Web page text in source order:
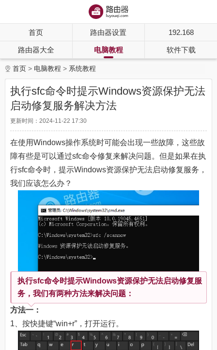
首页 路由器设置 192.168
路由器大全 电脑教程 软件下载
首页 电脑教程 系统教程
执行sfc命令时提示Windows资源保护无法
启动修复服务解决方法
更新时间：2024-11-22 17:30
在使用Windows操作系统时可能会出现一些故障，这些故
障有些是可以通过sfc命令修复来解决问题。但是如果在执
行sfc命令时，提示Windows资源保护无法启动修复服务，
我们应该怎么办？
执行sfc命令时提示Windows资源保护无法启动修复服
务，我们有两种方法来解决问题：
方法一：
1、按快捷键“win+r”，打开运行。